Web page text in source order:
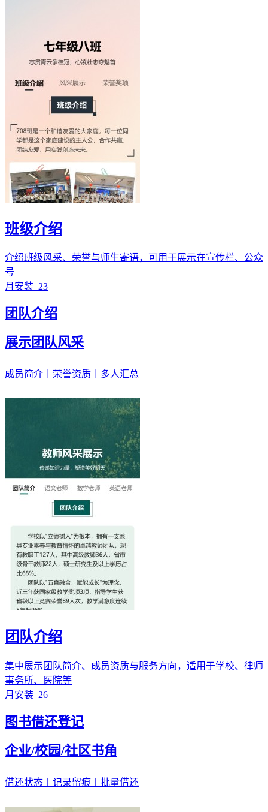
班级介绍
介绍班级风采、荣誉与师生寄语，可用于展示在宣传栏、公众
号
月安装 23
团队介绍
展示团队风采
成员简介｜荣誉资质｜多人汇总
团队介绍
集中展示团队简介、成员资质与服务方向，适用于学校、律师
事务所、医院等
月安装 26
图书借还登记
企业/校园/社区书角
借还状态丨记录留痕丨批量借还